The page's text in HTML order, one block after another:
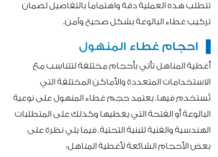
تتطلب هذه العملية دقة واهتماماً بالتفاصيل لضمان
تركيب غطاء البالوعة بشكل صحيح وآمن.
احجام غطاء المنهول
أغطية المناهل تأتي بأحجام مختلفة لتتناسب مع
الاستخدامات المتعددة والأماكن المختلفة التي
تُستخدم فيها. يعتمد حجم غطاء المنهول على نوعية
البالوعة أو الفتحة التي يغطيها وكذلك على المتطلبات
الهندسية والفنية للبنية التحتية. فيما يلي نظرة على
بعض الأحجام الشائعة لأغطية المناهل: